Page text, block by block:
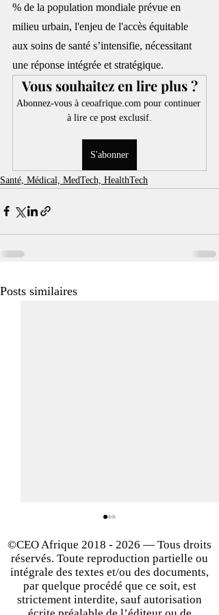
% de la population mondiale prévue en
milieu urbain, l'enjeu de l'accès équitable
aux soins de santé s’intensifie, nécessitant
une réponse intégrée et stratégique.
Vous souhaitez en lire plus ?
Abonnez-vous à ceoafrique.com pour continuer
à lire ce post exclusif.
S'abonner
Santé, Médical, MedTech, HealthTech
Posts similaires
©CEO Afrique 2018 - 2026 — Tous droits
réservés. Toute reproduction partielle ou
intégrale des textes et/ou des documents,
par quelque procédé que ce soit, est
strictement interdite, sauf autorisation